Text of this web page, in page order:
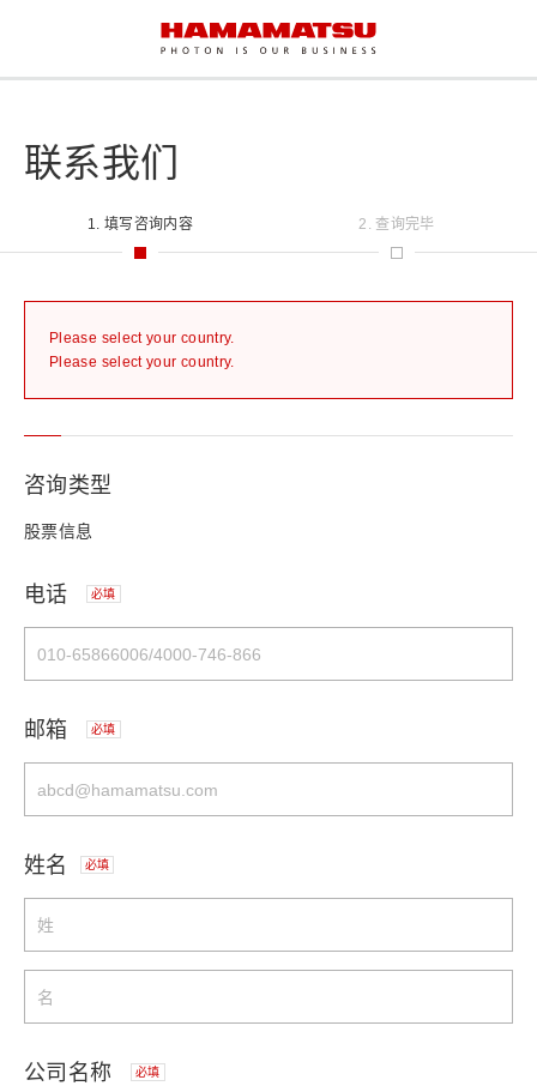
联系我们
1. 填写咨询内容 2. 查询完毕
Please select your country.
Please select your country.
咨询类型
股票信息
电话 必填
邮箱 必填
姓名 必填
公司名称 必填